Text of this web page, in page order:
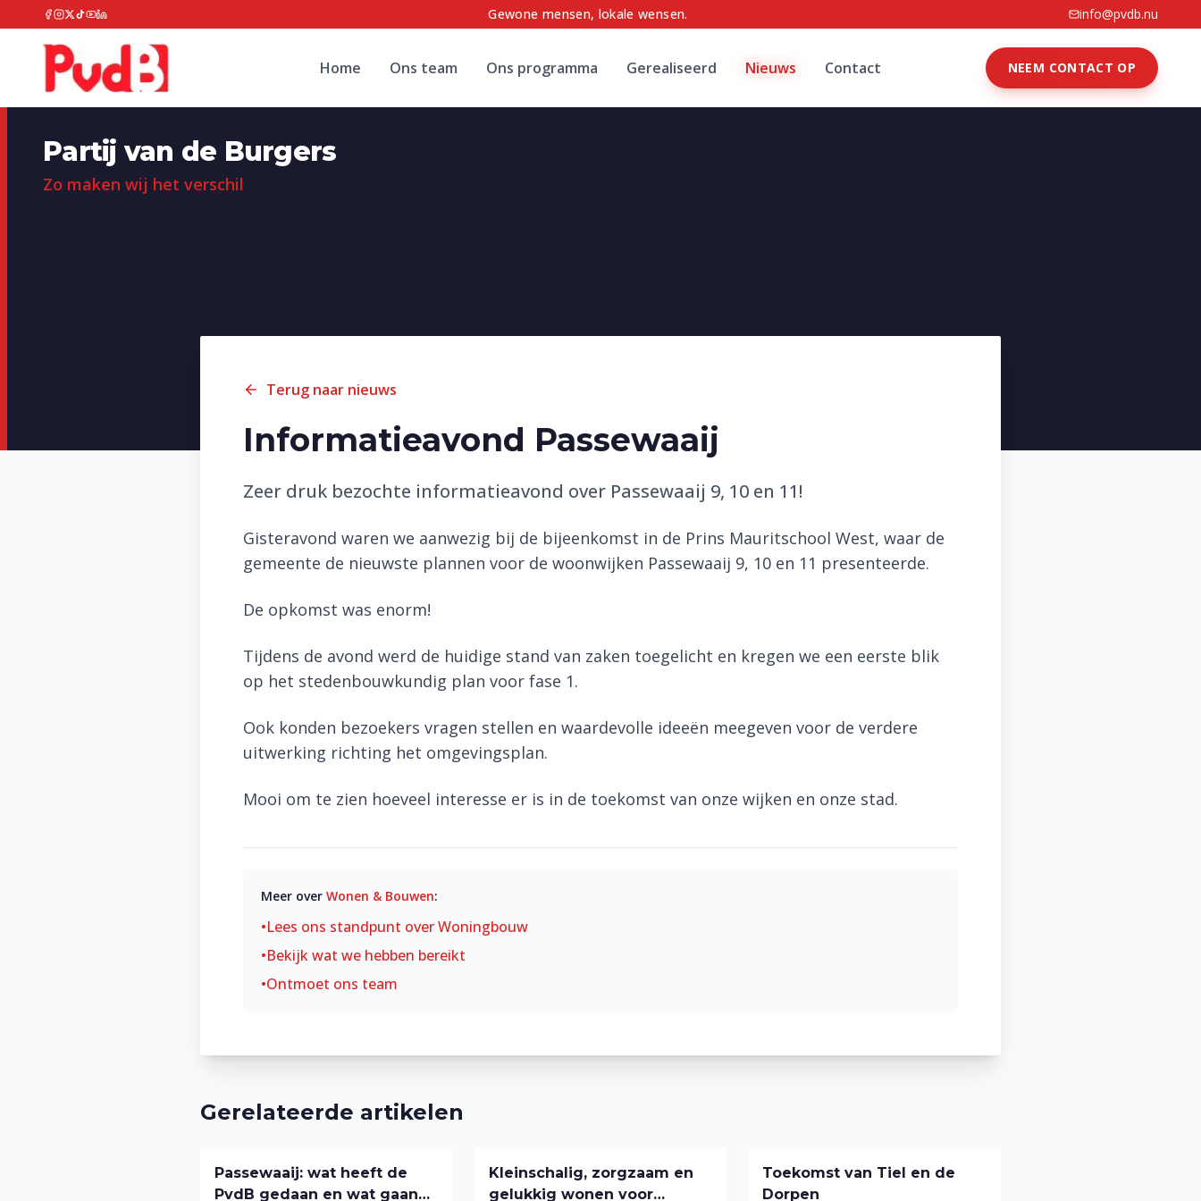
Gewone mensen, lokale wensen. info@pvdb.nu
Home Ons team Ons programma Gerealiseerd Nieuws Contact NEEM CONTACT OP
Partij van de Burgers
Zo maken wij het verschil
Terug naar nieuws
Informatieavond Passewaaij
Zeer druk bezochte informatieavond over Passewaaij 9, 10 en 11!
Gisteravond waren we aanwezig bij de bijeenkomst in de Prins Mauritschool West, waar de
gemeente de nieuwste plannen voor de woonwijken Passewaaij 9, 10 en 11 presenteerde.
De opkomst was enorm!
Tijdens de avond werd de huidige stand van zaken toegelicht en kregen we een eerste blik
op het stedenbouwkundig plan voor fase 1.
Ook konden bezoekers vragen stellen en waardevolle ideeën meegeven voor de verdere
uitwerking richting het omgevingsplan.
Mooi om te zien hoeveel interesse er is in de toekomst van onze wijken en onze stad.
Meer over Wonen & Bouwen:
•Lees ons standpunt overWoningbouw
•Bekijk wat we hebben bereikt
•Ontmoet ons team
Gerelateerde artikelen
Passewaaij: wat heeft de
PvdB gedaan en wat gaan
Kleinschalig, zorgzaam en
gelukkig wonen voor
Toekomst van Tiel en de
Dorpen